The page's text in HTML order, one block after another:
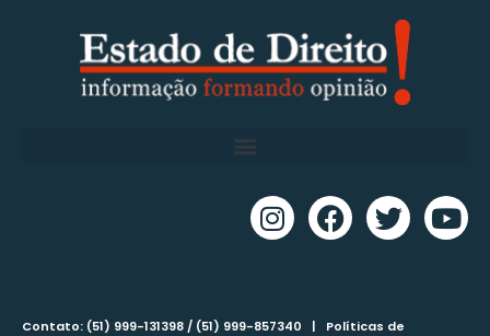
Contato: (51) 999-131398 / (51) 999-857340 | Políticas de